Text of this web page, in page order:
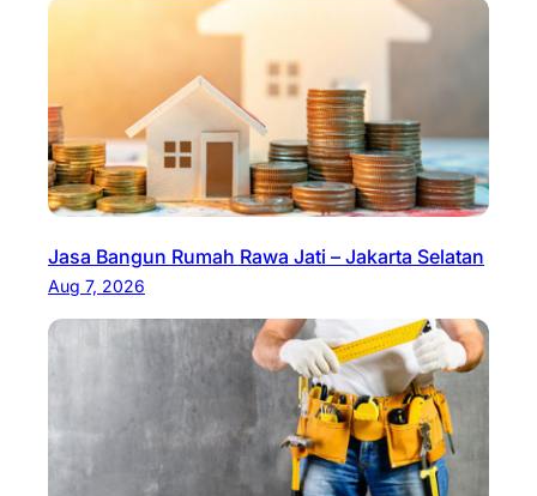
Jasa Bangun Rumah Rawa Jati – Jakarta Selatan
Aug 7, 2026